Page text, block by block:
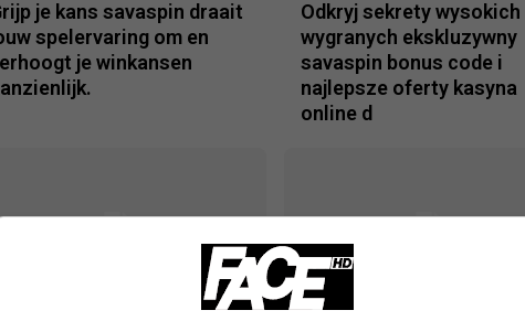
je kans savaspin draait
spelervaring om en
je winkansen
Odkryj sekrety wysokich
wygranych ekskluzywny
savaspin bonus code i
najlepsze oferty kasyna
online d
NEKATEGORISANO